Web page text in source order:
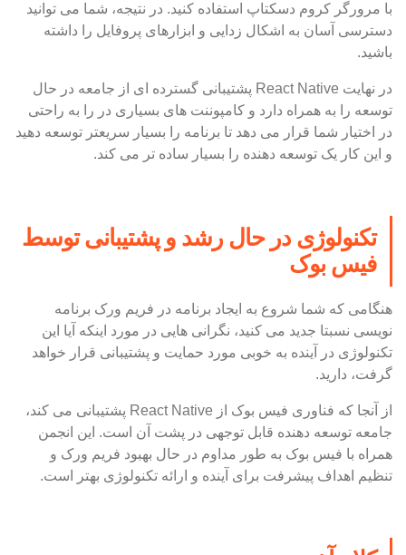
با مرورگر کروم دسکتاپ استفاده کنید. در نتیجه، شما می توانید
دسترسی آسان به اشکال زدایی و ابزارهای پروفایل را داشته
باشید.
در نهایت React Native پشتیبانی گسترده ای از جامعه در حال
توسعه را به همراه دارد و کامپوننت های بسیاری در را به راحتی
در اختیار شما قرار می دهد تا برنامه را بسیار سریعتر توسعه دهید
و این کار یک توسعه دهنده را بسیار ساده تر می کند.
تکنولوژی در حال رشد و پشتیبانی توسط
فیس بوک
هنگامی که شما شروع به ایجاد برنامه در فریم ورک برنامه
نویسی نسبتا جدید می کنید، نگرانی هایی در مورد اینکه آیا این
تکنولوژی در آینده به خوبی مورد حمایت و پشتیبانی قرار خواهد
گرفت، دارید.
از آنجا که فناوری فیس بوک از React Native پشتیبانی می کند،
جامعه توسعه دهنده قابل توجهی در پشت آن است. این انجمن
همراه با فیس بوک به طور مداوم در حال بهبود فریم ورک و
تنظیم اهداف پیشرفت برای آینده و ارائه تکنولوژی بهتر است.